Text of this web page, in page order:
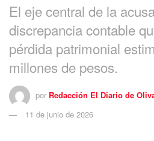
El eje central de la
discrepancia contable
pérdida patrimonial
millones de pesos.
por Redacción El Diario de
11 de junio de 2026